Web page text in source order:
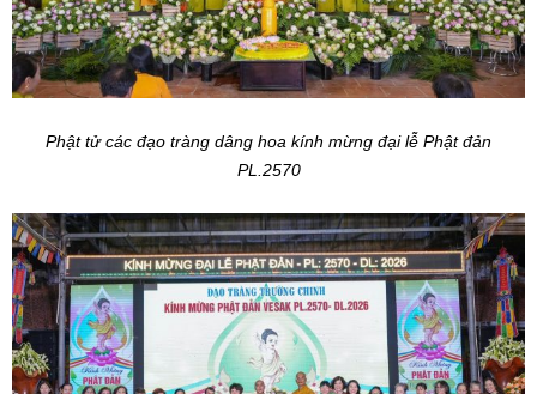
Phật tử các đạo tràng dâng hoa kính mừng đại lễ Phật đản
PL.2570